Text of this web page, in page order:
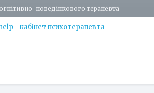
поведінкового терапевта